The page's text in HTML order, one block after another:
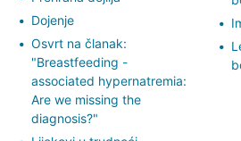
Dojenje
Osvrt na članak:
"Breastfeeding -
associated hypernatremia:
Are we missing the
diagnosis?"